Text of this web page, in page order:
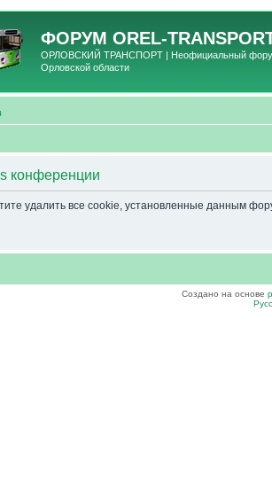
ФОРУМ OREL-
ОРЛОВСКИЙ ТРАНСПОРТ | Неофициальный форум
Орловской области
конференции
удалить все cookie, установленные данным
Создано на основе